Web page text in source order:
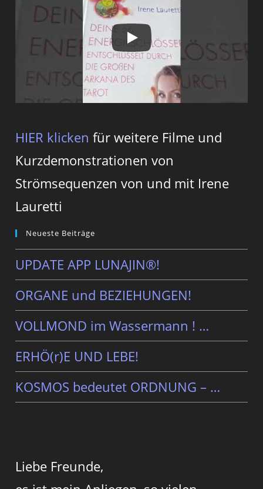
HIER klicken für weitere Filme und
Kurzdemonstrationen von
Strömsequenzen von und mit Irene
Lauretti
Neueste Beiträge
UPDATE APP LUNAJIN®!
ORGANE und BEZIEHUNGEN!
VOLLMOND im Wassermann ! …
ERHÖ(r)E UND LEBE!
KOSMOS bedeutet ORDNUNG – …
Liebe Freunde,